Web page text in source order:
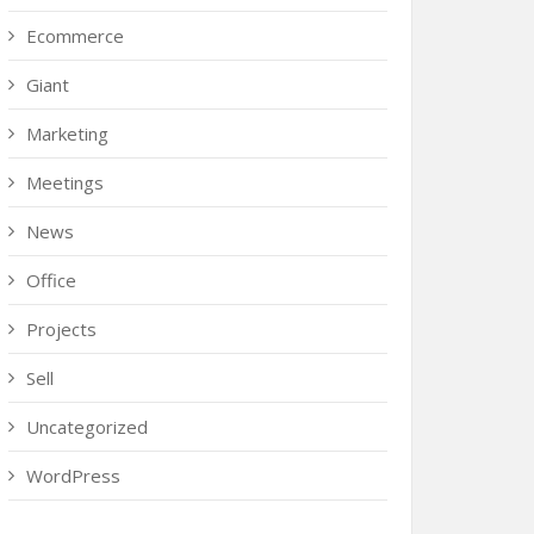
Ecommerce
Giant
Marketing
Meetings
News
Office
Projects
Sell
Uncategorized
WordPress